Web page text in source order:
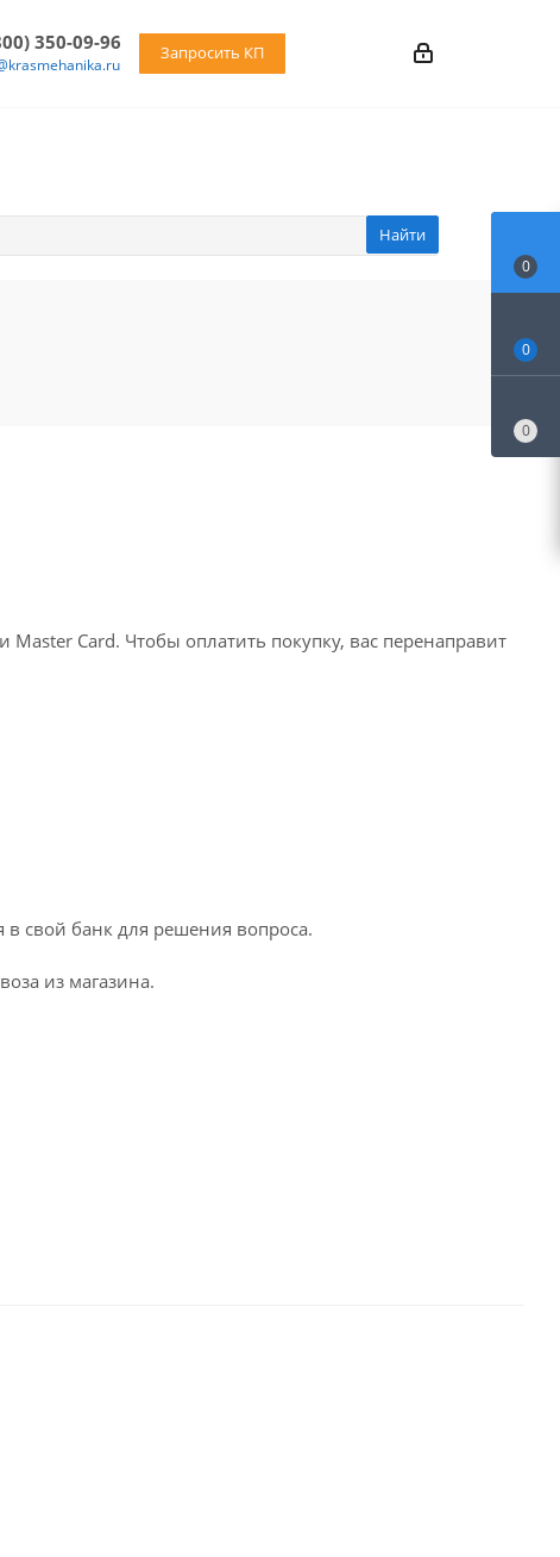
350-09-96 Запросить КП
Найти
Card. Чтобы оплатить покупку, вас перенаправит
в свой банк для решения вопроса.
из магазина.
0
0
0